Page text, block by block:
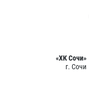
«ХК Сочи»
г. Сочи